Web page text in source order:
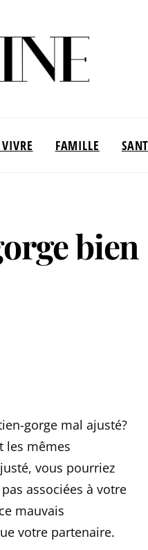
FAMILLE
bien
gorge mal ajusté?
les mêmes
vous pourriez
associées à votre
mauvais
votre partenaire.